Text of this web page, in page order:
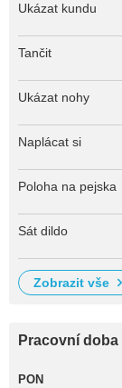
Ukázat kundu
Tančit
Ukázat nohy
Naplácat si
Poloha na pejska
Sát dildo
zobrazit vše
Pracovní doba
PON